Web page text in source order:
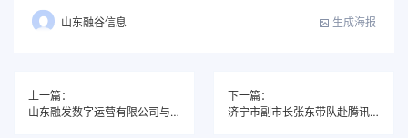
山东融谷信息 生成海报
上一篇：
山东融发数字运营有限公司与济宁市工信局共同搭建公共服务数字底座
下一篇：
济宁市副市长张东带队赴腾讯深圳总部考察